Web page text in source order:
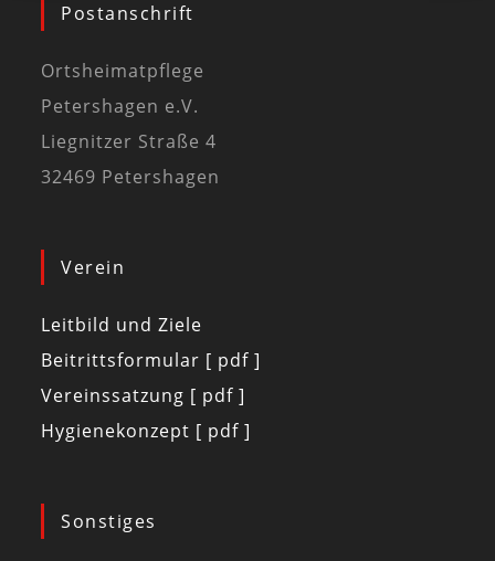
Postanschrift
Ortsheimatpflege
Petershagen e.V.
Liegnitzer Straße 4
32469 Petershagen
Verein
Leitbild und Ziele
Beitrittsformular [ pdf ]
Vereinssatzung [ pdf ]
Hygienekonzept [ pdf ]
Sonstiges